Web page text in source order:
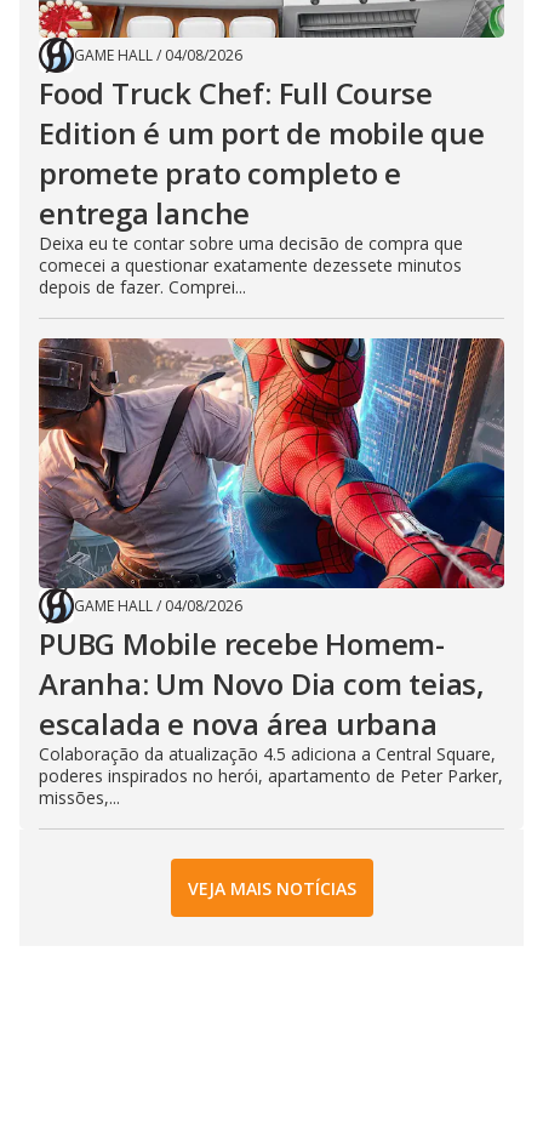
GAME HALL/ 04/08/2026
Food Truck Chef: Full Course
Edition é um port de mobile que
promete prato completo e
entrega lanche
Deixa eu te contar sobre uma decisão de compra que
comecei a questionar exatamente dezessete minutos
depois de fazer. Comprei...
GAME HALL/ 04/08/2026
PUBG Mobile recebe Homem-
Aranha: Um Novo Dia com teias,
escalada e nova área urbana
Colaboração da atualização 4.5 adiciona a Central Square,
poderes inspirados no herói, apartamento de Peter Parker,
missões,...
VEJA MAIS NOTÍCIAS